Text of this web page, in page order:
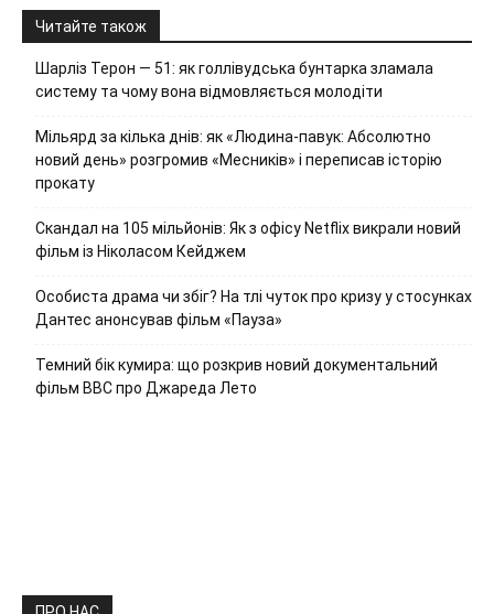
Читайте також
Шарліз Терон — 51: як голлівудська бунтарка зламала
систему та чому вона відмовляється молодіти
Мільярд за кілька днів: як «Людина-павук: Абсолютно
новий день» розгромив «Месників» і переписав історію
прокату
Скандал на 105 мільйонів: Як з офісу Netflix викрали новий
фільм із Ніколасом Кейджем
Особиста драма чи збіг? На тлі чуток про кризу у стосунках
Дантес анонсував фільм «Пауза»
Темний бік кумира: що розкрив новий документальний
фільм ВВС про Джареда Лето